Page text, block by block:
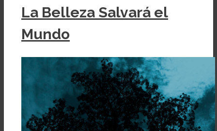
La Belleza Salvará el
Mundo